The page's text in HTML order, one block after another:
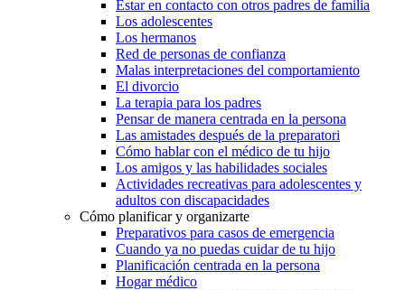
Estar en contacto con otros padres de familia
Los adolescentes
Los hermanos
Red de personas de confianza
Malas interpretaciones del comportamiento
El divorcio
La terapia para los padres
Pensar de manera centrada en la persona
Las amistades después de la preparatori
Cómo hablar con el médico de tu hijo
Los amigos y las habilidades sociales
Actividades recreativas para adolescentes y
adultos con discapacidades
Cómo planificar y organizarte
Preparativos para casos de emergencia
Cuando ya no puedas cuidar de tu hijo
Planificación centrada en la persona
Hogar médico